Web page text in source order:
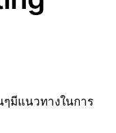
มีแนวทางในการ